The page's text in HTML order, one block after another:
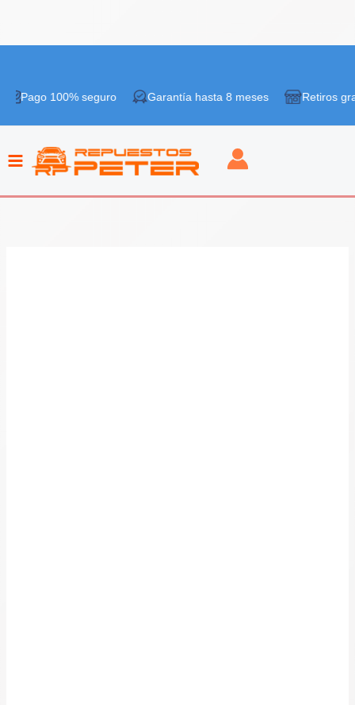
contenido
100% seguro Garantía hasta 8 meses Retiros gratis en